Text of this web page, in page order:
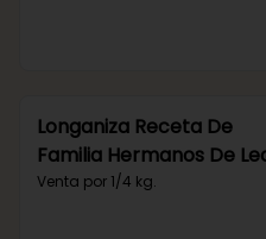
Longaniza Receta De
Familia Hermanos De
(Sku 295)
Venta por 1/4 kg.